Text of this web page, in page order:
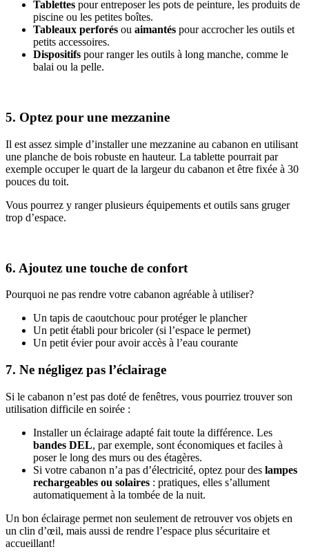
Tablettes pour entreposer les pots de peinture, les produits de
piscine ou les petites boîtes.
Tableaux perforés ou aimantés pour accrocher les outils et
petits accessoires.
Dispositifs pour ranger les outils à long manche, comme le
balai ou la pelle.
5. Optez pour une mezzanine
Il est assez simple d’installer une mezzanine au cabanon en utilisant
une planche de bois robuste en hauteur. La tablette pourrait par
exemple occuper le quart de la largeur du cabanon et être fixée à 30
pouces du toit.
Vous pourrez y ranger plusieurs équipements et outils sans gruger
trop d’espace.
6. Ajoutez une touche de confort
Pourquoi ne pas rendre votre cabanon agréable à utiliser?
Un tapis de caoutchouc pour protéger le plancher
Un petit établi pour bricoler (si l’espace le permet)
Un petit évier pour avoir accès à l’eau courante
7. Ne négligez pas l’éclairage
Si le cabanon n’est pas doté de fenêtres, vous pourriez trouver son
utilisation difficile en soirée :
Installer un éclairage adapté fait toute la différence. Les
bandes DEL, par exemple, sont économiques et faciles à
poser le long des murs ou des étagères.
Si votre cabanon n’a pas d’électricité, optez pour des lampes
rechargeables ou solaires : pratiques, elles s’allument
automatiquement à la tombée de la nuit.
Un bon éclairage permet non seulement de retrouver vos objets en
un clin d’œil, mais aussi de rendre l’espace plus sécuritaire et
accueillant!